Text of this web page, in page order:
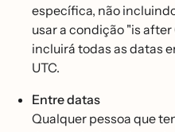
específica, não
usar a condição "is
incluirá todas as datas
UTC.
Entre datas
Qualquer pessoa que